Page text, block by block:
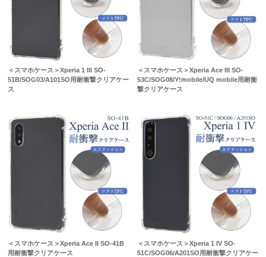
＜スマホケース＞Xperia 1 III SO-
51B/SOG03/A101SO用耐衝撃クリアケー
ス
＜スマホケース＞Xperia Ace III SO-
53C/SOG08/Y!mobile/UQ mobile用耐衝
撃クリアケース
＜スマホケース＞Xperia Ace II SO-41B
用耐衝撃クリアケース
＜スマホケース＞Xperia 1 IV SO-
51C/SOG06/A201SO用耐衝撃クリアケー